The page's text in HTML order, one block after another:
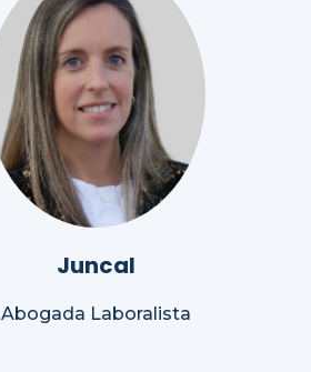
Juncal
Abogada Laboralista